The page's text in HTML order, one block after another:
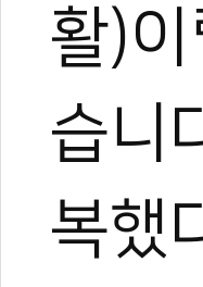
활)
습니
복했
관련 뉴스